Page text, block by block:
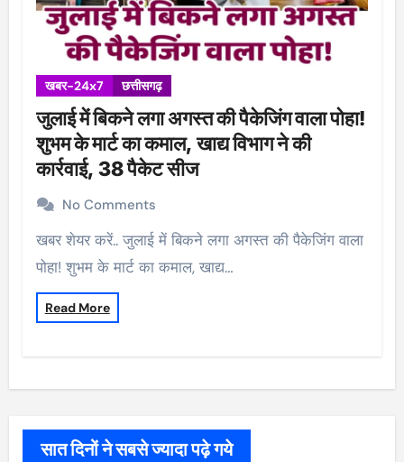
खबर-24x7 छत्तीसगढ़
जुलाई में बिकने लगा अगस्त की पैकेजिंग वाला पोहा!
शुभम के मार्ट का कमाल, खाद्य विभाग ने की
कार्रवाई, 38 पैकेट सीज
No Comments
खबर शेयर करें.. जुलाई में बिकने लगा अगस्त की पैकेजिंग वाला
पोहा! शुभम के मार्ट का कमाल, खाद्य…
Read More
सात दिनों ने सबसे ज्यादा पढ़े गये